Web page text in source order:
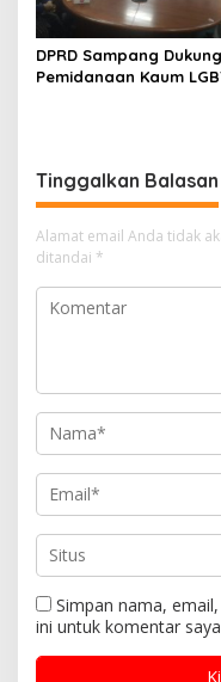
DPRD Sampang Dukung
Pemidanaan Kaum
Tinggalkan Balasan
Alamat email Anda tidak
ditandai *
Simpan nama,
ini untuk komentar